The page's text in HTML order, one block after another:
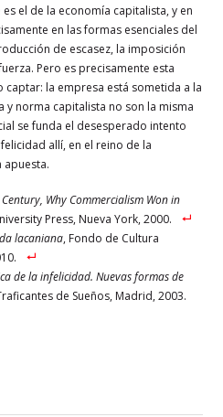
el de la economía capitalista, y en
en las formas esenciales del
de escasez, la imposición
Pero es precisamente esta
la empresa está sometida a la
norma capitalista no son la misma
se funda el desesperado intento
allí, en el reino de la
apuesta.
Why Commercialism Won in
Press, Nueva York, 2000.
lacaniana, Fondo de Cultura
de la infelicidad. Nuevas formas de
de Sueños, Madrid, 2003.